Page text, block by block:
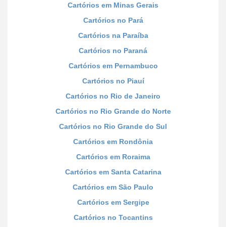
Cartórios em Minas Gerais
Cartórios no Pará
Cartórios na Paraíba
Cartórios no Paraná
Cartórios em Pernambuco
Cartórios no Piauí
Cartórios no Rio de Janeiro
Cartórios no Rio Grande do Norte
Cartórios no Rio Grande do Sul
Cartórios em Rondônia
Cartórios em Roraima
Cartórios em Santa Catarina
Cartórios em São Paulo
Cartórios em Sergipe
Cartórios no Tocantins